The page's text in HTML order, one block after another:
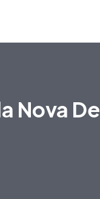
Nova De